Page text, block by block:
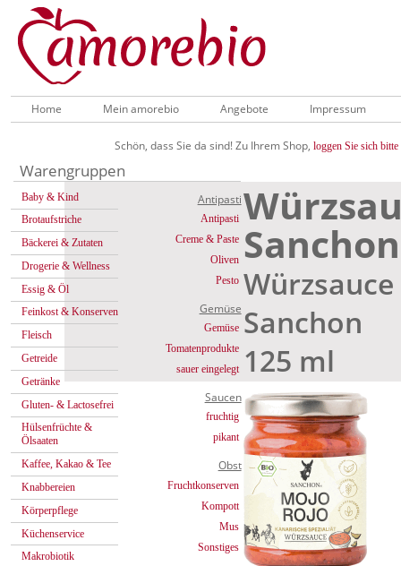
Home Mein amorebio Angebote Impressum
Schön, dass Sie da sind! Zu Ihrem Shop, loggen Sie sich bitte
Warengruppen
Baby & Kind
Brotaufstriche
Bäckerei & Zutaten
Drogerie & Wellness
Essig & Öl
Feinkost & Konserven
Fleisch
Getreide
Getränke
Gluten- & Lactosefrei
Hülsenfrüchte &
Ölsaaten
Kaffee, Kakao & Tee
Knabbereien
Körperpflege
Küchenservice
Makrobiotik
Antipasti
Antipasti
Creme & Paste
Oliven
Pesto
Gemüse
Gemüse
Tomatenprodukte
sauer eingelegt
Saucen
fruchtig
pikant
Obst
Fruchtkonserven
Kompott
Mus
Sonstiges
Sanchon
Sanchon
125 ml